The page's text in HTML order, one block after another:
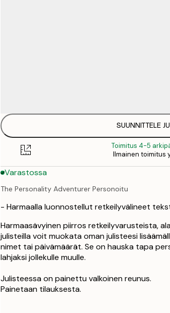
50x70 cm
SUUNNITTELE
Toimitus 4-5
Ilmainen toimitus
Varastossa
The Personality Adventurer Personoitu
- Harmaalla luonnostellut retkeilyvälineet
Harmaasävyinen piirros retkeilyvarusteista,
julisteilla voit muokata oman julisteesi
nimet tai päivämäärät. Se on hauska tapa
lahjaksi jollekulle muulle.
Julisteessa on painettu valkoinen reunus.
Painetaan tilauksesta.